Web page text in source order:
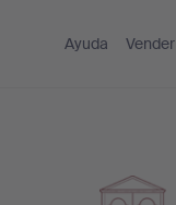
Ayuda Vender